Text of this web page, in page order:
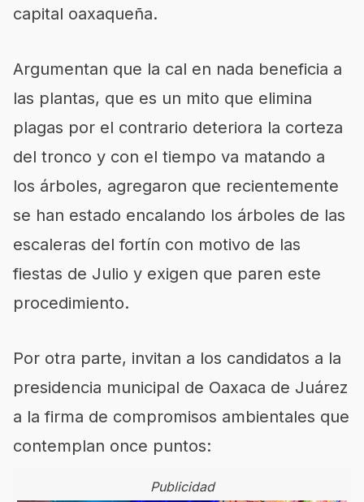
capital oaxaqueña.
Argumentan que la cal en nada beneficia a
las plantas, que es un mito que elimina
plagas por el contrario deteriora la corteza
del tronco y con el tiempo va matando a
los árboles, agregaron que recientemente
se han estado encalando los árboles de las
escaleras del fortín con motivo de las
fiestas de Julio y exigen que paren este
procedimiento.
Por otra parte, invitan a los candidatos a la
presidencia municipal de Oaxaca de Juárez
a la firma de compromisos ambientales que
contemplan once puntos:
Publicidad